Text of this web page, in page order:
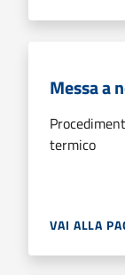
Messa a
termico
VAI ALLA